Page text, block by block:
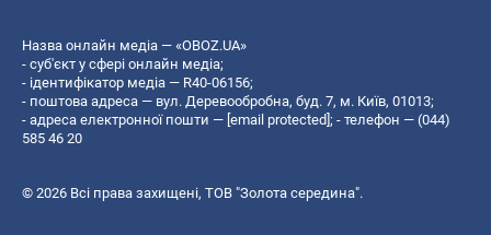
Назва онлайн медіа — «OBOZ.UA»
- суб'єкт у сфері онлайн медіа;
- ідентифікатор медіа — R40-06156;
- поштова адреса — вул. Деревообробна, буд. 7, м. Київ, 01013;
- адреса електронної пошти — [email protected]; - телефон — (044)
585 46 20
© 2026 Всі права захищені, ТОВ "Золота середина".